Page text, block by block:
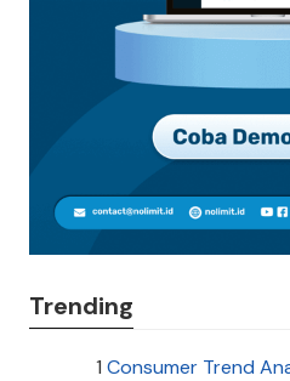
Trending
1 Consumer Trend